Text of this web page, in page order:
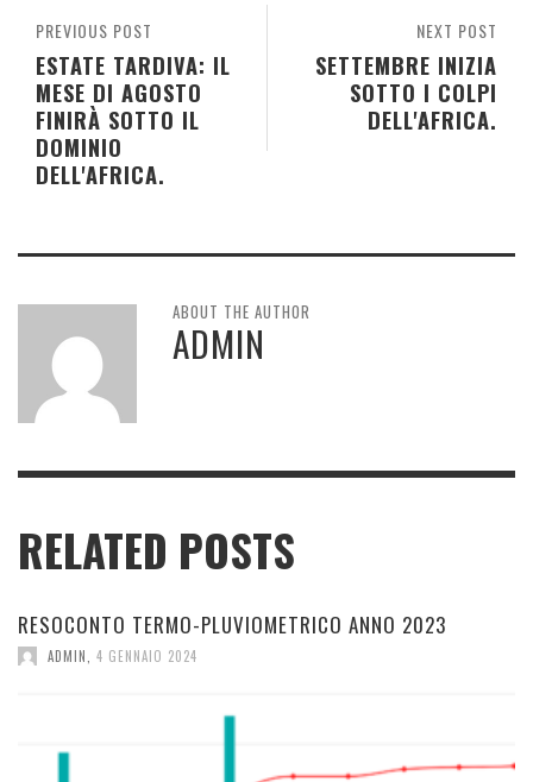
NEXT POST
SETTEMBRE INIZIA
SOTTO I COLPI
DELL'AFRICA.
PREVIOUS POST
ESTATE TARDIVA: IL
MESE DI AGOSTO
FINIRÀ SOTTO IL
DOMINIO
DELL'AFRICA.
ABOUT THE AUTHOR
ADMIN
RELATED POSTS
RESOCONTO TERMO-PLUVIOMETRICO ANNO 2023
ADMIN 4 GENNAIO 2024